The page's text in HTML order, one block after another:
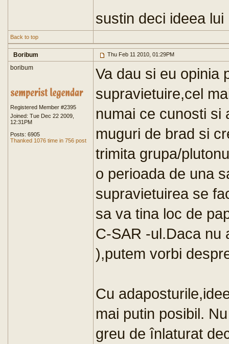
sustin deci ideea lui
Back to top
Boribum Thu Feb 11 2010, 01:29PM
boribum
Registered Member #2395
Joined: Tue Dec 22 2009,
12:31PM
Posts: 6905
Thanked 1076 time in 756 post
Va dau si eu opinia
supravietuire,cel
numai ce cunosti si
muguri de brad si
trimita grupa/
o perioada de una
supravietuirea se
sa va tina loc de
C-SAR -ul.Daca
),putem vorbi
Cu
mai putin posibil.
greu de înlaturat